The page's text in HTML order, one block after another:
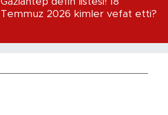
Temmuz 2026 kimler vefat etti?